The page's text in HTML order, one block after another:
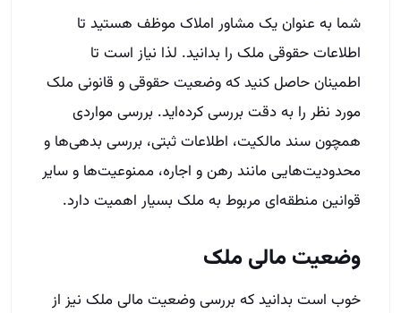
شما به عنوان یک مشاور املاک موظف هستید تا
اطلاعات حقوقی ملک را بدانید. لذا نیاز است تا
اطمینان حاصل کنید که وضعیت حقوقی و قانونی ملک
مورد نظر را به دقت بررسی کرده‌اید. بررسی مواردی
همچون سند مالکیت، اطلاعات ثبتی، بررسی بدهی‌ها و
محدودیت‌هایی مانند رهن و اجاره، ممنوعیت‌ها و سایر
قوانین منطقه‌ای مربوط به ملک بسیار اهمیت دارد.
وضعیت مالی ملک
خوب است بدانید که بررسی وضعیت مالی ملک نیز از